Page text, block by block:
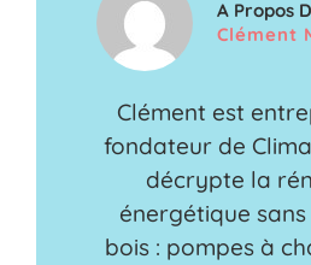
A Propos
Clément
Clément est
fondateur de
décrypte la
énergétique
bois : pompes à